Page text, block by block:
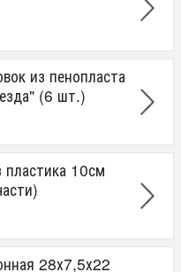
из пенопласта
(6 шт.)
пластика 10см
28х7,5х22